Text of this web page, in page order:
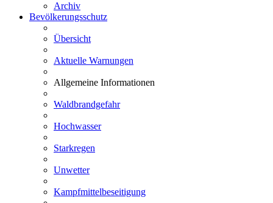
Archiv
Bevölkerungsschutz
Übersicht
Aktuelle Warnungen
Allgemeine Informationen
Waldbrandgefahr
Hochwasser
Starkregen
Unwetter
Kampfmittelbeseitigung